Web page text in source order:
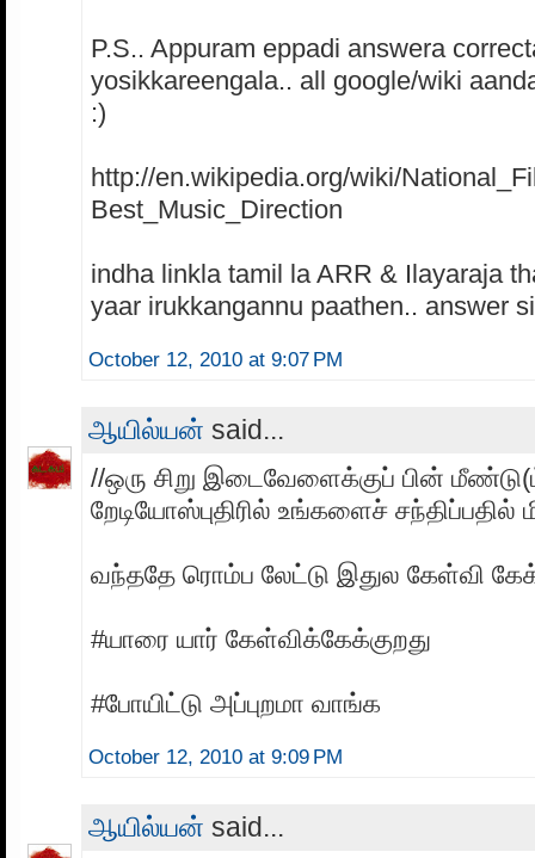
P.S.. Appuram eppadi answera
yosikkareengala.. all google/wiki
:)
http://en.wikipedia.org/wiki/
Best_Music_Direction
indha linkla tamil la ARR & Ilayaraja
yaar irukkangannu paathen.. answer
October 12, 2010 at 9:07 PM
ஆயில்யன் said...
//ஒரு சிறு இடைவேளைக்குப் பின்
றேடியோஸ்புதிரில் உங்களைச் சந்திப்பதில்
வந்ததே ரொம்ப லேட்டு இதுல கேள்வி
#யாரை யார் கேள்விக்கேக்குறது
#போயிட்டு அப்புறமா வாங்க
October 12, 2010 at 9:09 PM
ஆயில்யன் said...